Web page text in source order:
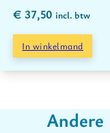
€ 37,50 incl. btw
In winkelmand